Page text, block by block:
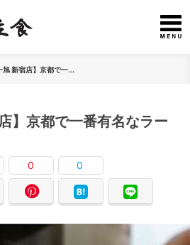
旭 新宿店】京都で一...
】京都で一番有名なラー
0 0